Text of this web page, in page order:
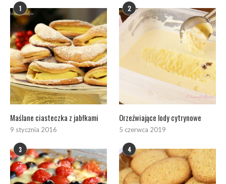
1
Maślane ciasteczka z jabłkami
9 stycznia 2016
2
Orzeźwiające lody cytrynowe
5 czerwca 2019
3 4